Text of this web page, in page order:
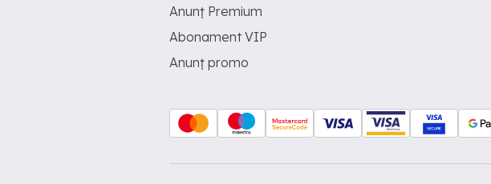
Anunț Premium
Abonament VIP
Anunț promo